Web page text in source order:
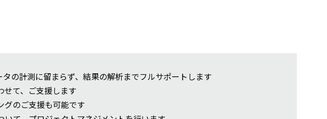
の計測に留まらず、結果の解析までフルサポートします
せて、ご支援します
グのご支援も可能です